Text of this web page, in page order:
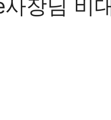
장님 비